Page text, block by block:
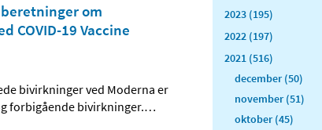
om
COVID-19 Vaccine
bivirkninger ved Moderna er
forbigående bivirkninger.…
2023 (195)
2022 (197)
2021 (516)
december (50)
november (51)
oktober (45)